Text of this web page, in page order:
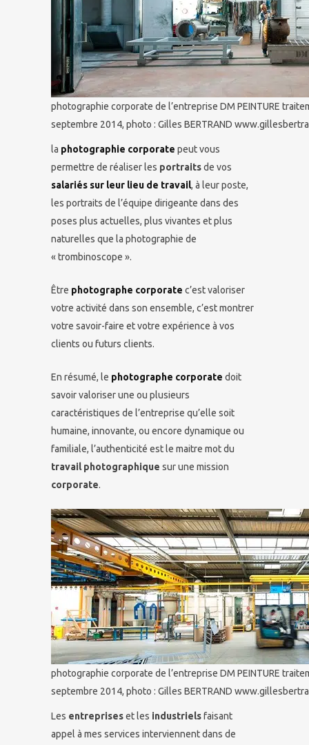
photographie corporate de l’entreprise DM PEINTURE
septembre 2014, photo : Gilles BERTRAND
la photographie corporate peut vous
permettre de réaliser les portraitsde vos
salariés sur leur lieu de travail, à leur poste,
les portraits de l’équipe dirigeante dans des
poses plus actuelles, plus vivantes et plus
naturelles que la photographie de
« trombinoscope ».
Être photographe corporate c’est valoriser
votre activité dans son ensemble, c’est montrer
votre savoir-faire et votre expérience à vos
clients ou futurs clients.
En résumé, le photographe corporate doit
savoir valoriser une ou plusieurs
caractéristiques de l’entreprise qu’elle soit
humaine, innovante, ou encore dynamique ou
familiale, l’authenticité est le maitre mot du
travail photographique sur une mission
corporate.
photographie corporate de l’entreprise DM PEINTURE
septembre 2014, photo : Gilles BERTRAND
Les entrepriseset les industrielsfaisant
appel à mes services interviennent dans de